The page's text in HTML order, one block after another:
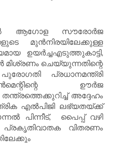
ആഗോള സൗരോർജ
മുൻനിരയിലേക്കുള്ള
ഉയർച്ചഎടുത്തുകാട്ടി,
ചെയ്യുന്നതിന്റെ
പ്രധാനമന്ത്രി
ഊർജ
അദ്ദേഹം
എൽപിജി ലഭ്യതയ്ക്ക്
പിന്നീട്, പൈപ്പ് വഴി
വിതരണം